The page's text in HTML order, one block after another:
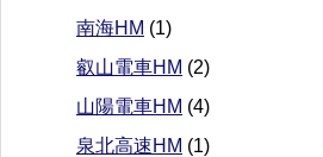
南海HM (1)
叡山電車HM (2)
山陽電車HM (4)
泉北高速HM (1)